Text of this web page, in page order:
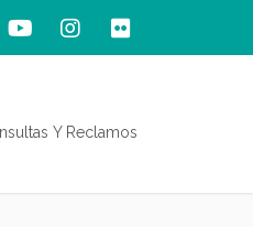
Y Reclamos